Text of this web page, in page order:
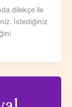
dilekçe ile
İstediğiniz